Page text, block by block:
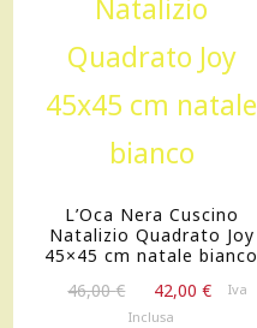
L’Oca Nera Cuscino
Natalizio Quadrato Joy
45×45 cm natale bianco
46,00€
prezzo
42,00€
IlIva
Inclusa